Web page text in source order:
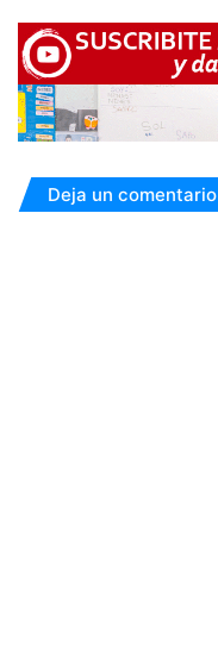
Deja un comentario